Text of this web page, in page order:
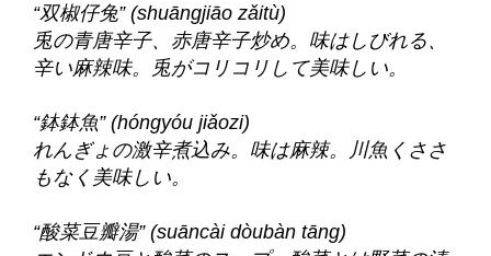
“双椒仔兔” (shuāngjiāo zǎitù)
兎の青唐辛子、赤唐辛子炒め。味はしびれる、
辛い麻辣味。兎がコリコリして美味しい。
“鉢鉢魚” (hóngyóu jiǎozi)
れんぎょの激辛煮込み。味は麻辣。川魚くささ
もなく美味しい。
“酸菜豆瓣湯” (suāncài dòubàn tāng)